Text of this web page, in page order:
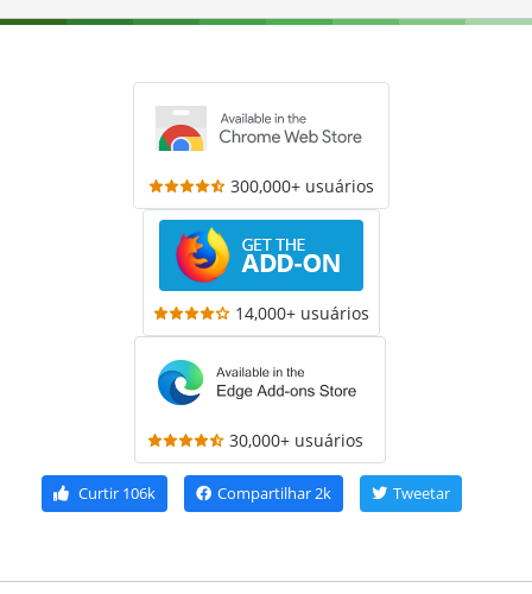
300,000+ usuários
14,000+ usuários
30,000+ usuários
Curtir 106k Compartilhar2k Tweetar